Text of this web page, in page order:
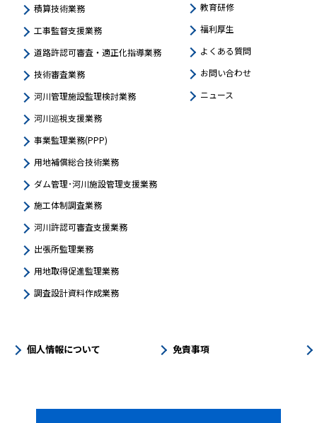
積算技術業務
工事監督支援業務
道路許認可審査・適正化指導業務
技術審査業務
河川管理施設監理検討業務
河川巡視支援業務
事業監理業務(PPP)
用地補償総合技術業務
ダム管理･河川施設管理支援業務
施工体制調査業務
河川許認可審査支援業務
出張所監理業務
用地取得促進監理業務
調査設計資料作成業務
教育研修
福利厚生
よくある質問
お問い合わせ
ニュース
個人情報について 免責事項